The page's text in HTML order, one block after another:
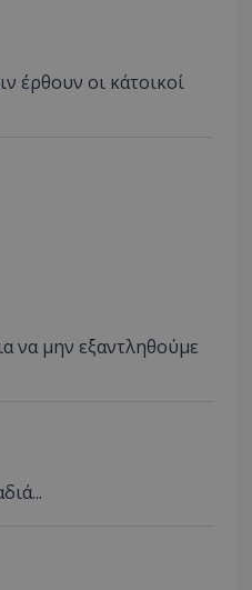
έρθουν οι κάτοικοί
να μην εξαντληθούμε